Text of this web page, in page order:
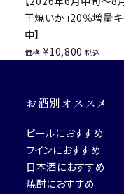
干焼いか」20％増量
中】
価格 ¥10,800 税込
お酒別オススメ
ビールにおすすめ
ワインにおすすめ
日本酒におすすめ
焼酎におすすめ